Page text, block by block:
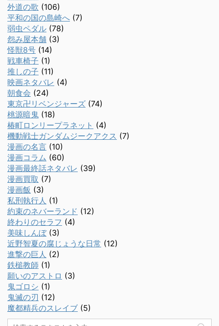
外道の歌 (106)
平和の国の島崎へ (7)
弱虫ペダル (78)
怨み屋本舗 (3)
怪獣8号 (14)
戦車椅子 (1)
推しの子 (11)
映画ネタバレ (4)
朝食会 (24)
東京卍リベンジャーズ (74)
桃源暗鬼 (18)
椿町ロンリープラネット (4)
機動戦士ガンダムジークアクス (7)
漫画の名言 (10)
漫画コラム (60)
漫画最終話ネタバレ (39)
漫画買取 (7)
漫画飯 (3)
私刑執行人 (1)
約束のネバーランド (12)
終わりのセラフ (4)
美味しんぼ(3)
近野智夏の腐じょうな日常 (12)
進撃の巨人 (2)
鉄槌教師 (1)
願いのアストロ (3)
鬼ゴロシ (1)
鬼滅の刃 (12)
魔都精兵のスレイブ (5)